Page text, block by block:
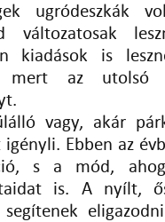
ugródeszkák
változatosak
kiadások is
mert az utolsó
vagy, akár
Ebben az
s a mód,
is. A nyílt,